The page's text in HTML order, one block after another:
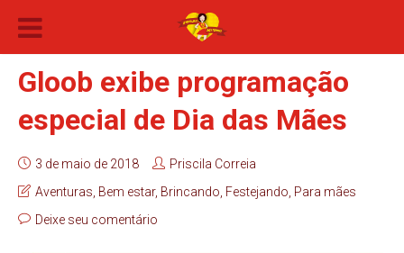
Gloob exibe programação
especial de Dia das Mães
3 de maio de 2018
Priscila Correia
Aventuras Bem estar, Brincando Festejando Para mães
Deixe seu comentário